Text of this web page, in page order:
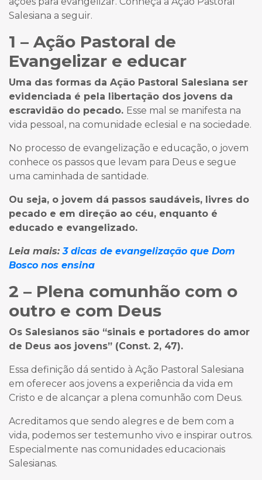
Salesiana a seguir.
1 – Ação Pastoral de
Evangelizar e educar
Uma das formas da Ação Pastoral Salesiana ser
evidenciada é pela libertação dos jovens da
escravidão do pecado. Esse mal se manifesta na
vida pessoal, na comunidade eclesial e na sociedade.
No processo de evangelização e educação, o jovem
conhece os passos que levam para Deus e segue
uma caminhada de santidade.
Ou seja, o jovem dá passos saudáveis, livres do
pecado e em direção ao céu, enquanto é
educado e evangelizado.
Leia mais:3 dicas de evangelização que Dom
Bosco nos ensina
2 – Plena comunhão com o
outro e com Deus
Os Salesianos são “sinais e portadores do amor
de Deus aos jovens” (Const. 2, 47).
Essa definição dá sentido à Ação Pastoral Salesiana
em oferecer aos jovens a experiência da vida em
Cristo e de alcançar a plena comunhão com Deus.
Acreditamos que sendo alegres e de bem com a
vida, podemos ser testemunho vivo e inspirar outros.
Especialmente nas comunidades educacionais
Salesianas.